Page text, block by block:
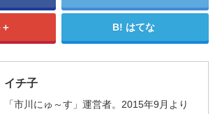
はてな
イチ子
「市川にゅ～す」運営者。2015年9月より